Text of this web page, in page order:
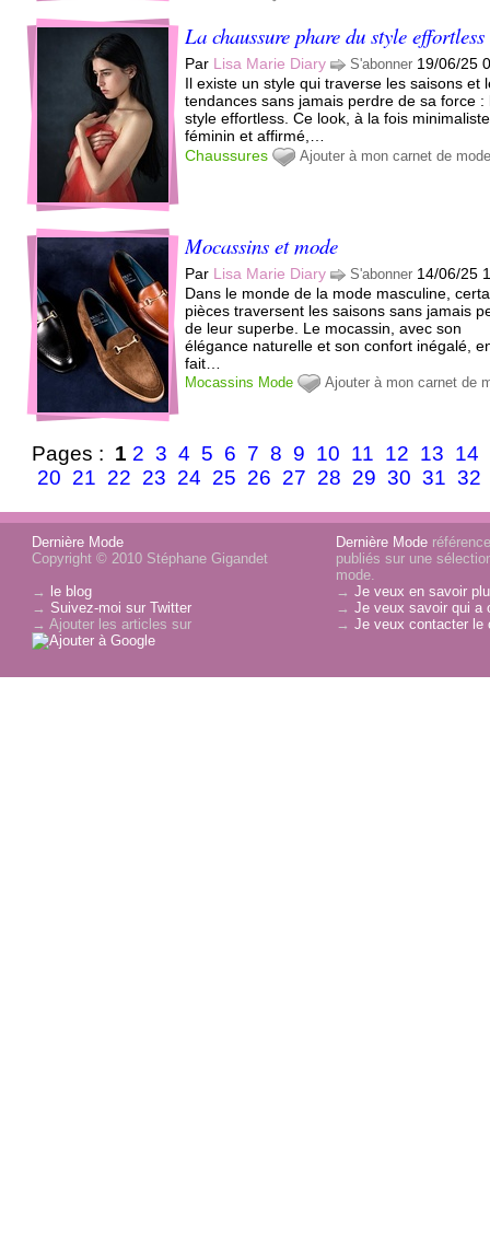
La chaussure phare du style effortless
Par Lisa Marie Diary S'abonner 19/06/25
Il existe un style qui traverse les saisons et
tendances sans jamais perdre de sa force :
style effortless. Ce look, à la fois
féminin et affirmé,…
Chaussures
Ajouter à mon carnet de
Mocassins et mode
Par Lisa Marie Diary S'abonner 14/06/25
Dans le monde de la mode masculine,
pièces traversent les saisons sans jamais
de leur superbe. Le mocassin, avec son
élégance naturelle et son confort inégalé,
fait…
Mocassins Mode Ajouter à mon carnet de
Pages : 1 2 3 4 5 6 7 8 9 10 11 12 13 14
20 21 22 23 24 25 26 27 28 29 30 31 32
Dernière Mode
Copyright © 2010 Stéphane Gigandet
→ le blog
→ Suivez-moi sur Twitter
→ Ajouter les articles sur
Dernière Mode
publiés sur une
mode.
→Je veux en savoir
→Je veux savoir qui a
→Je veux contacter le